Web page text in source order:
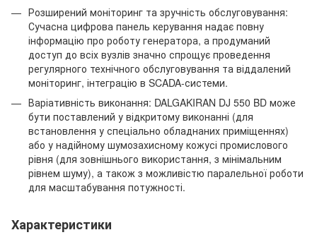
Розширений моніторинг та зручність обслуговування:
Сучасна цифрова панель керування надає повну
інформацію про роботу генератора, а продуманий
доступ до всіх вузлів значно спрощує проведення
регулярного технічного обслуговування та віддалений
моніторинг, інтеграцію в SCADA-системи.
Варіативність виконання: DALGAKIRAN DJ 550 BD може
бути поставлений у відкритому виконанні (для
встановлення у спеціально обладнаних приміщеннях)
або у надійному шумозахисному кожусі промислового
рівня (для зовнішнього використання, з мінімальним
рівнем шуму), а також з можливістю паралельної роботи
для масштабування потужності.
Характеристики